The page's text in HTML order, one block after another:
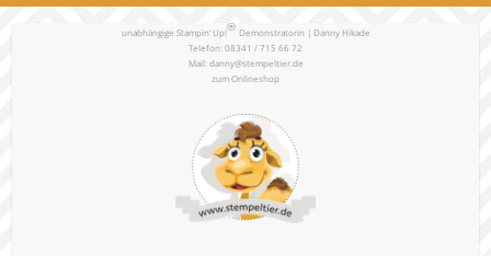
unabhängige Stampin‘ Up!® Demonstratorin | Danny Hikade
Telefon: 08341 / 715 66 72
Mail:danny@stempeltier.de
zumOnlineshop